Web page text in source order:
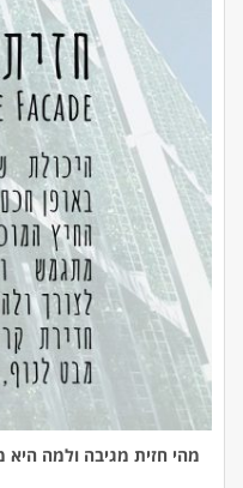
מהי חזית מגיבה ולמה היא